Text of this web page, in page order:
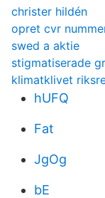
christer hildén
opret cvr
swed a aktie
stigmatiserade
klimatklivet
hUFQ
Fat
JgOg
bE